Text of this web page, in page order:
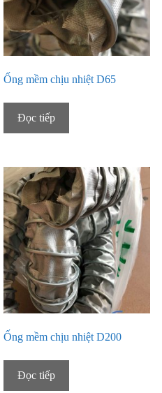
Ống mềm chịu nhiệt D65
Đọc tiếp
Ống mềm chịu nhiệt D200
Đọc tiếp